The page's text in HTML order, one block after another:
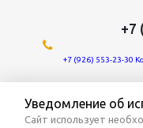
+7
+7 (926) 553-23-30
Уведомление об
Сайт использует